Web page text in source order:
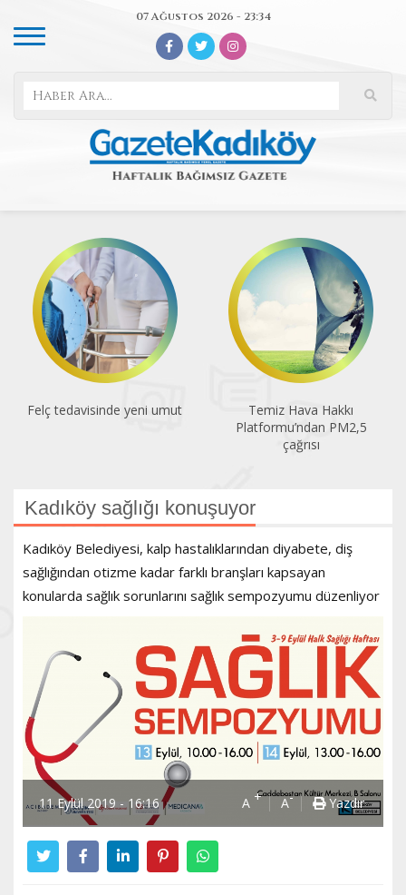
07 Ağustos 2026 - 23:34
Felç tedavisinde yeni umut
Temiz Hava Hakkı
Platformu’ndan PM2,5
çağrısı
Kadıköy sağlığı konuşuyor
Kadıköy Belediyesi, kalp hastalıklarından diyabete, diş
sağlığından otizme kadar farklı branşları kapsayan
konularda sağlık sorunlarını sağlık sempozyumu düzenliyor
11 Eylül 2019 - 16:16 A + A- Yazdır